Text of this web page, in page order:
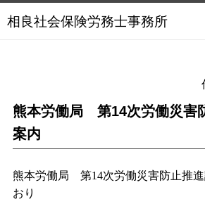
相良社会保険労務士事務所
熊本労働局 第14次労働災害
案内
熊本労働局 第14次労働災害防止推
おり